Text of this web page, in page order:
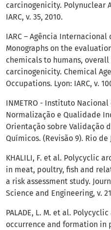
carcinogenicity. Polynuclear
IARC, v. 35, 2010.
IARC – Agência Internacional
Monographs on the
chemicals to humans,
carcinogenicity. Chemical
Occupations. Lyon: IARC, v.
INMETRO - Instituto
Normalização e Qualidade
Orientação sobre Validação
Químicos. (Revisão 9). Rio de
KHALILI, F. et al. Polycyclic
in meat, poultry, fish and
a risk assessment study.
Science and Engineering, v.
PALADE, L. M. et al.
occurrence and formation in